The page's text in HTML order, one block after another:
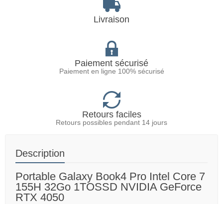
Livraison
Paiement sécurisé
Paiement en ligne 100% sécurisé
Retours faciles
Retours possibles pendant 14 jours
Description
Portable Galaxy Book4 Pro Intel Core 7
155H 32Go 1TOSSD NVIDIA GeForce
RTX 4050